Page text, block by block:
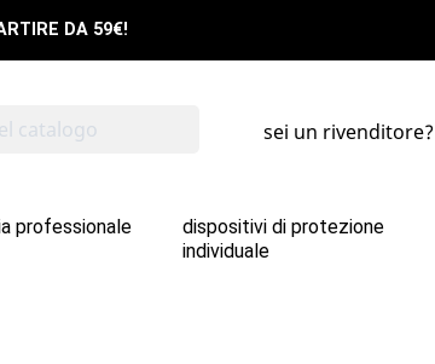
DA 59€!
sei un rivenditore?
professionale
dispositivi di protezione
individuale